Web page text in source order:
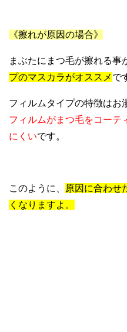
《擦れが原因の場合》
まぶたにまつ毛が擦れる事
プのマスカラがオススメ で
フィルムタイプの特徴はお
フィルムがまつ毛をコーテ
にくいです。
このように、
原因に合わせ
くなりますよ。